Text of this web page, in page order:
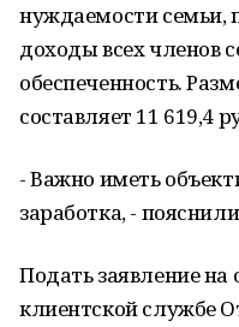
нуждаемости семьи,
доходы всех членов
обеспеченность.
составляет 11 619,4
- Важно иметь
заработка, -
Подать заявление
клиентской службе